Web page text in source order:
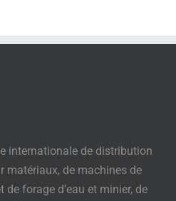
internationale de distribution
matériaux, de machines de
forage d’eau et minier, de